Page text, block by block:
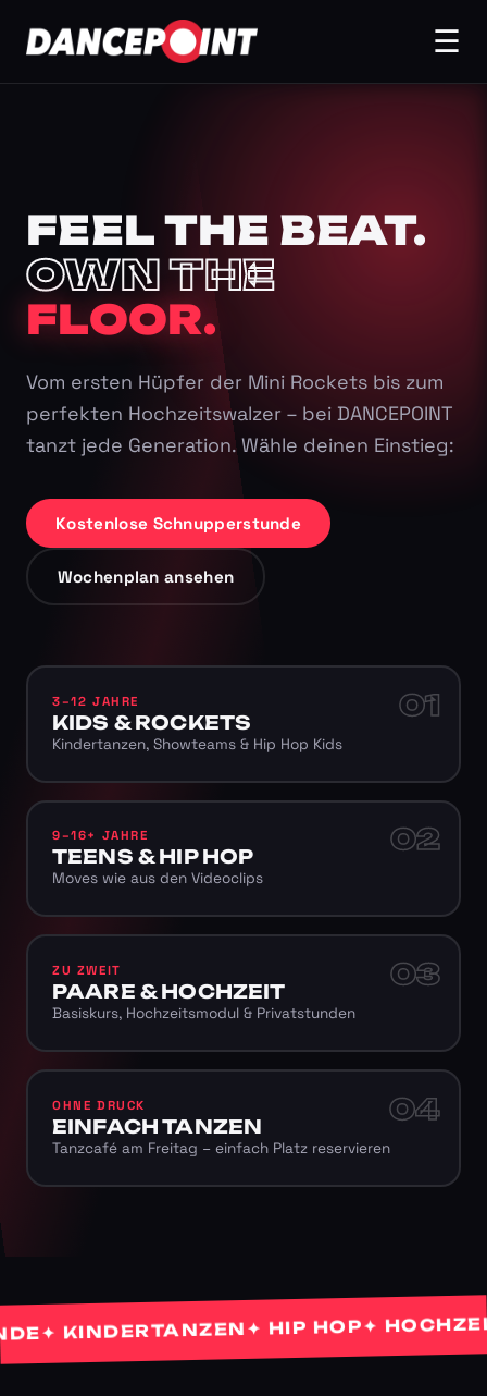
☰
FEEL THE BEAT.
OWN THE
FLOOR.
Vom ersten Hüpfer der Mini Rockets bis zum
perfekten Hochzeitswalzer – bei DANCEPOINT
tanzt jede Generation. Wähle deinen Einstieg:
Kostenlose Schnupperstunde
Wochenplan ansehen
01
3–12 JAHRE
KIDS & ROCKETS
Kindertanzen, Showteams & Hip Hop Kids
02
9–16+ JAHRE
TEENS & HIP HOP
Moves wie aus den Videoclips
03
ZU ZWEIT
PAARE & HOCHZEIT
Basiskurs, Hochzeitsmodul & Privatstunden
04
OHNE DRUCK
EINFACH TANZEN
Tanzcafé am Freitag – einfach Platz reservieren
KINDERTANZEN✦ HIP HOP✦